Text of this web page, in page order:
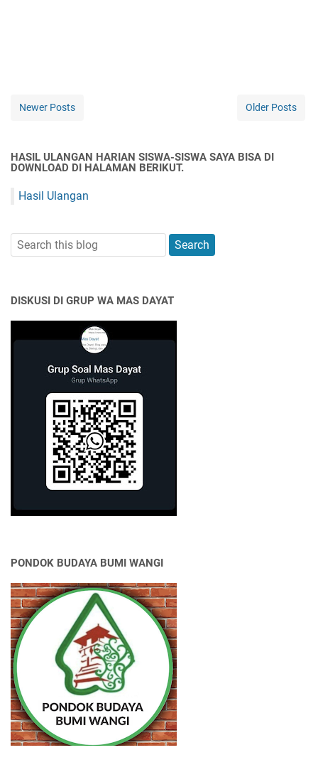
Newer Posts Older Posts
HASIL ULANGAN HARIAN SISWA-SISWA SAYA BISA DI
DOWNLOAD DI HALAMAN BERIKUT.
Hasil Ulangan
DISKUSI DI GRUP WA MAS DAYAT
PONDOK BUDAYA BUMI WANGI